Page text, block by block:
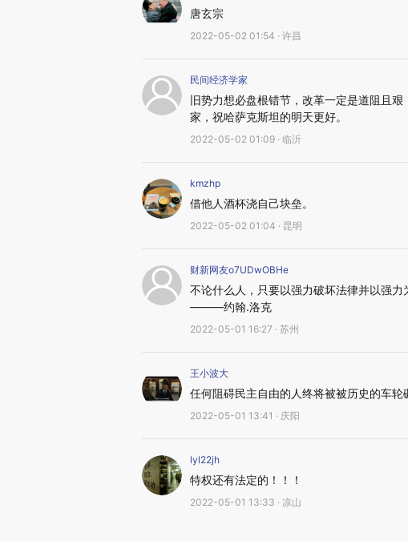
唐玄宗
2022-05-02 01:54 · 许昌
民间经济学家
旧势力想必盘根错节，改革一定是道阻且
家，祝哈萨克斯坦的明天更好。
2022-05-02 01:09 · 临沂
kmzhp
借他人酒杯浇自己块垒。
2022-05-02 01:04 · 昆明
财新网友o7UDwOBHe
不论什么人，只要以强力破坏法律并以强力
———约翰.洛克
2022-05-01 16:27 · 苏州
王小波大
任何阻碍民主自由的人终将被被历史的车轮
2022-05-01 13:41 · 庆阳
lyl22jh
特权还有法定的！！！
2022-05-01 13:33 · 凉山